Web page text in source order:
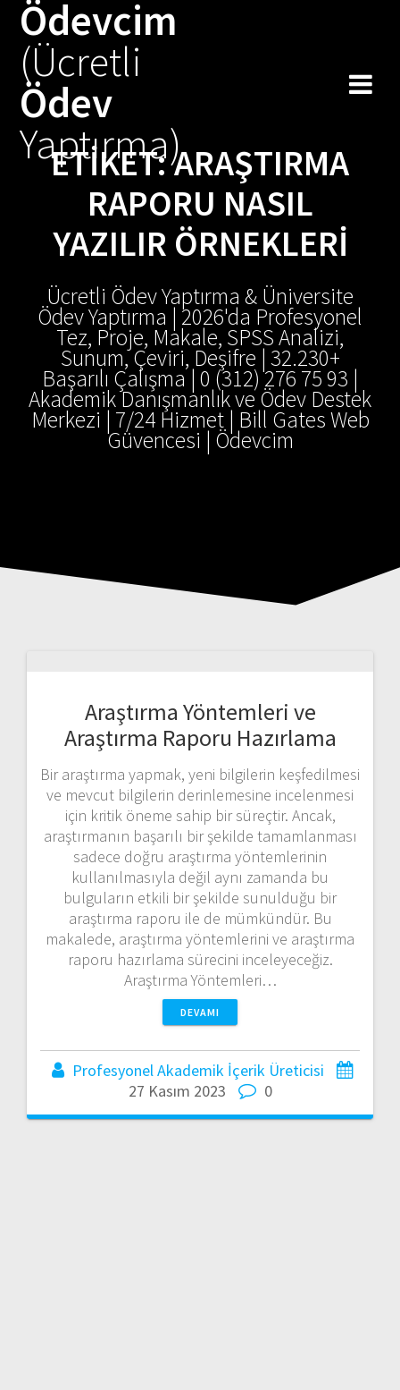
Ödevcim
(Ücretli
Ödev
Yaptırma)
ETIKET:ARAŞTIRMA
RAPORU NASIL
YAZILIR ÖRNEKLERI
Ücretli Ödev Yaptırma & Üniversite
Ödev Yaptırma | 2026'da Profesyonel
Tez, Proje, Makale, SPSS Analizi,
Sunum, Çeviri, Deşifre | 32.230+
Başarılı Çalışma | 0 (312) 276 75 93 |
Akademik Danışmanlık ve Ödev Destek
Merkezi | 7/24 Hizmet | Bill Gates Web
Güvencesi | Ödevcim
Araştırma Yöntemleri ve
Araştırma Raporu Hazırlama
Bir araştırma yapmak, yeni bilgilerin keşfedilmesi
ve mevcut bilgilerin derinlemesine incelenmesi
için kritik öneme sahip bir süreçtir. Ancak,
araştırmanın başarılı bir şekilde tamamlanması
sadece doğru araştırma yöntemlerinin
kullanılmasıyla değil aynı zamanda bu
bulguların etkili bir şekilde sunulduğu bir
araştırma raporu ile de mümkündür. Bu
makalede, araştırma yöntemlerini ve araştırma
raporu hazırlama sürecini inceleyeceğiz.
Araştırma Yöntemleri…
DEVAMI
Profesyonel Akademik İçerik Üreticisi
27 Kasım 2023
0